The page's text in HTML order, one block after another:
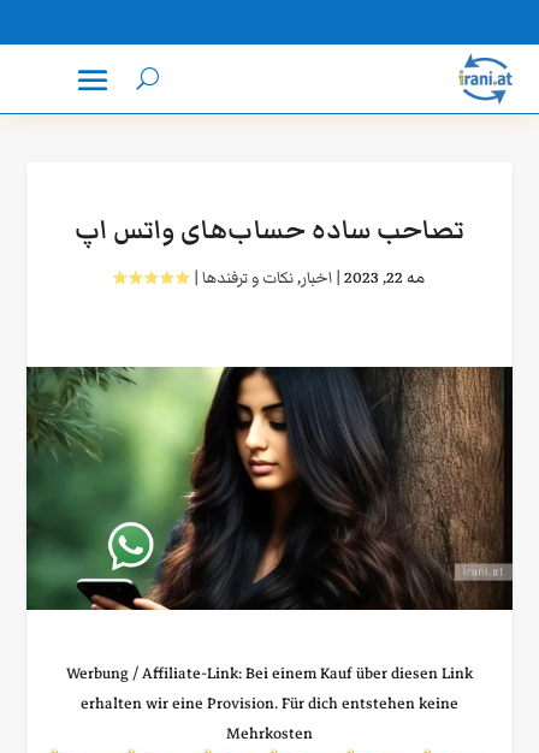
تصاحب ساده حساب‌های واتس‌ اپ
مه 22, 2023 |اخبار,نکات و ترفندها|
Werbung / Affiliate‑Link: Bei einem Kauf über diesen Link
erhalten wir eine Provision. Für dich entstehen keine
Mehrkosten